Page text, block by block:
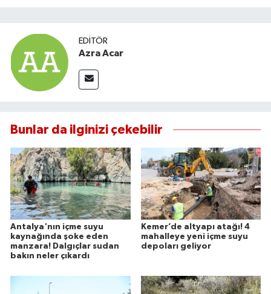
EDITÖR
Azra Acar
Bunlar da ilginizi çekebilir
Antalya'nın içme suyu
kaynağında şoke eden
manzara! Dalgıçlar sudan
bakın neler çıkardı
Kemer’de altyapı atağı! 4
mahalleye yeni içme suyu
depoları geliyor